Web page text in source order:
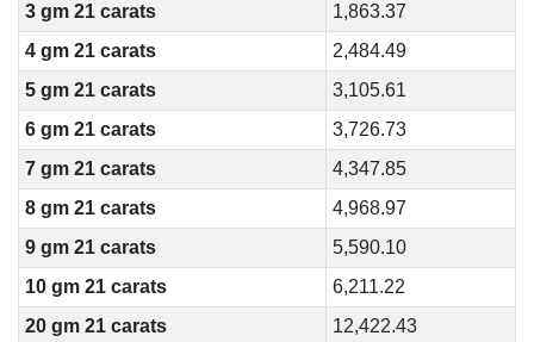
3 gm 21 carats
1,863.37
4 gm 21 carats
2,484.49
5 gm 21 carats
3,105.61
6 gm 21 carats
3,726.73
7 gm 21 carats
4,347.85
8 gm 21 carats
4,968.97
9 gm 21 carats
5,590.10
10 gm 21 carats
6,211.22
20 gm 21 carats
12,422.43